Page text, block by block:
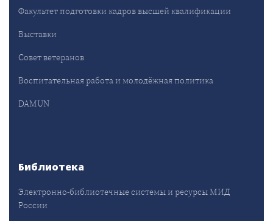
Факультет подготовки кадров высшей квалификации
Выставки
Совет ветеранов
Воспитательная работа и молодёжная политика
DAMUN
Библиотека
Электронно-библиотечные системы и ресурсы МИД
России